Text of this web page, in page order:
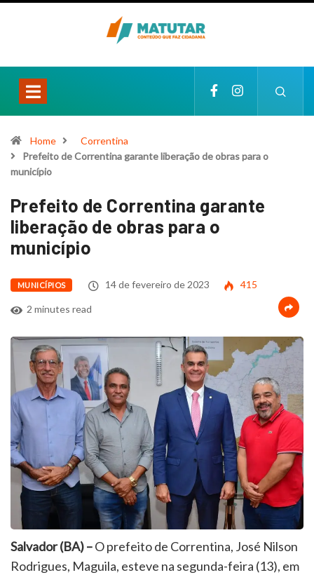
Home
Correntina
Prefeito de Correntina garante liberação de obras para o
município
Prefeito de Correntina garante
liberação de obras para o
município
MUNICÍPIOS 14 de fevereiro de 2023 415
2 minutes read
Salvador (BA) –O prefeito de Correntina, José Nilson
Rodrigues, Maguila, esteve na segunda-feira (13), em